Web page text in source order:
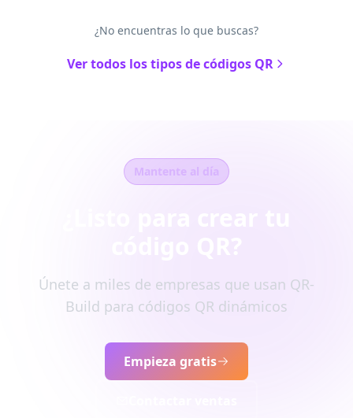
¿No encuentras lo que buscas?
Ver todos los tipos de códigos QR
Mantente al día
Únete a miles de empresas que usan QR-
Build para códigos QR dinámicos
Empieza gratis